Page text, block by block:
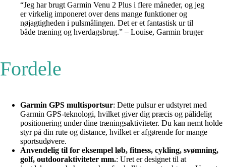
“Jeg har brugt Garmin Venu 2 Plus i flere måneder, og jeg
er virkelig imponeret over dens mange funktioner og
nøjagtigheden i pulsmålingen. Det er et fantastisk ur til
både træning og hverdagsbrug.” – Louise, Garmin bruger
Fordele
Garmin GPS multisportsur: Dette pulsur er udstyret med
Garmin GPS-teknologi, hvilket giver dig præcis og pålidelig
positionering under dine træningsaktiviteter. Du kan nemt holde
styr på din rute og distance, hvilket er afgørende for mange
sportsudøvere.
Anvendelig til for eksempel løb, fitness, cykling, svømning,
golf, outdooraktiviteter mm.: Uret er designet til at